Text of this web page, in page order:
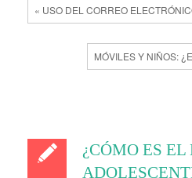
« USO DEL CORREO
MÓVILES Y NIÑOS:
¿CÓMO ES